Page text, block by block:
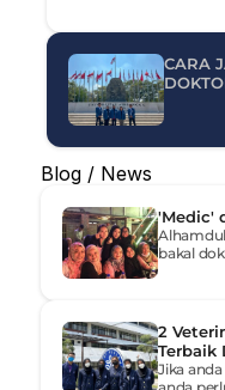
CARA
Blog / News
'Medic'
bakal
2
Terbaik
Jika